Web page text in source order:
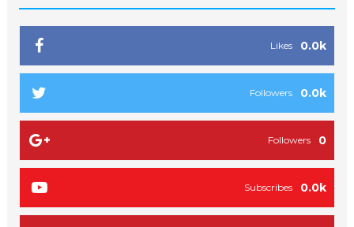
0.0k
Likes
0.0k
Followers
0
Followers
0.0k
Subscribes